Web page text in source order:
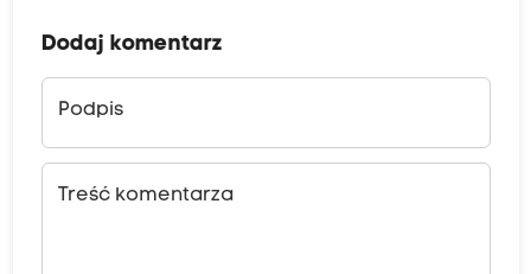
Dodaj komentarz
Podpis
Treść komentarza